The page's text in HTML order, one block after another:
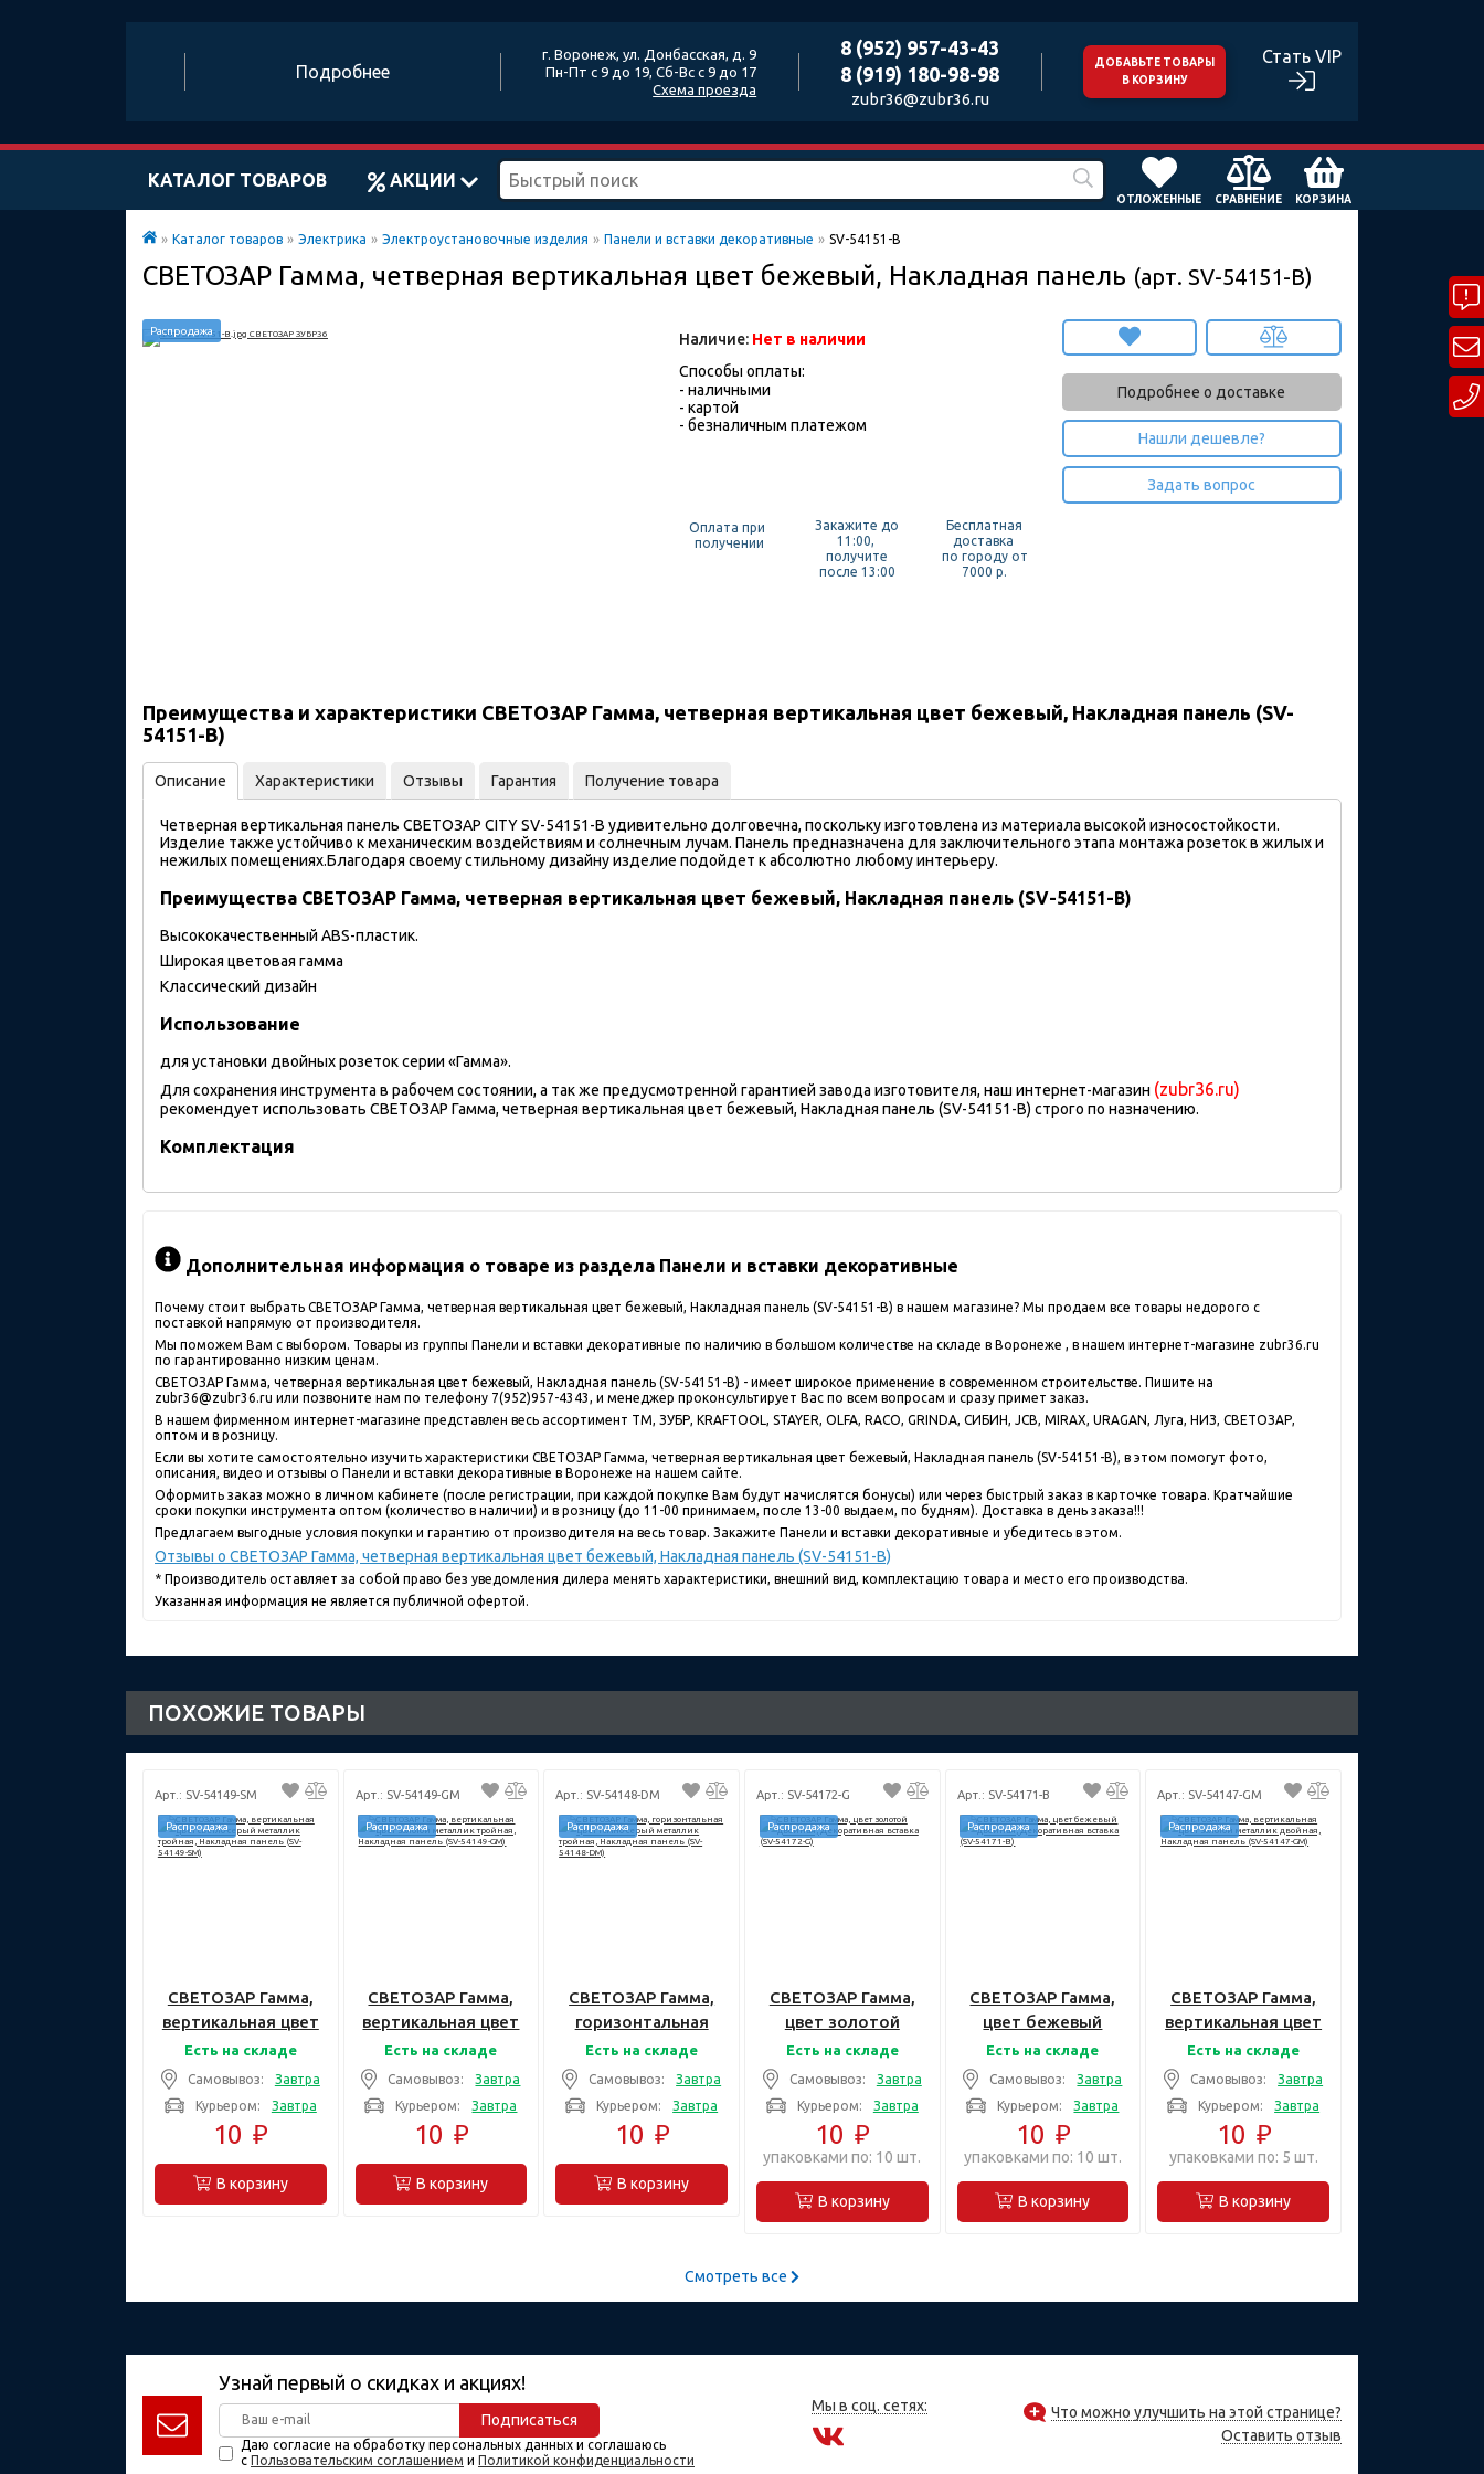
Подробнее
г. Воронеж, ул. Донбасская, д. 9
Пн-Пт с 9 до 19, Сб-Вс с 9 до 17
Схема проезда
8 (952) 957-43-43
8 (919) 180-98-98
zubr36@zubr36.ru
ДОБАВЬТЕ ТОВАРЫ
В КОРЗИНУ
Стать VIP
КАТАЛОГ ТОВАРОВ АКЦИИ
ОТЛОЖЕННЫЕ СРАВНЕНИЕ КОРЗИНА
» Каталог товаров » Электрика » Электроустановочные изделия » Панели и вставки декоративные » SV-54151-B
СВЕТОЗАР Гамма, четверная вертикальная цвет бежевый, Накладная панель (арт. SV-54151-B)
Распродажа Наличие: Нет в наличии
Способы оплаты:
- наличными
- картой
- безналичным платежом
Оплата при
получении
Закажите до
11:00,
получите
после 13:00
Бесплатная
доставка
по городу от
7000 р.
Подробнее о доставке
Нашли дешевле?
Задать вопрос
Преимущества и характеристики СВЕТОЗАР Гамма, четверная вертикальная цвет бежевый, Накладная панель (SV-
54151-B)
Описание Характеристики Отзывы Гарантия Получение товара
Четверная вертикальная панель СВЕТОЗАР CITY SV-54151-B удивительно долговечна, поскольку изготовлена из материала высокой износостойкости.
Изделие также устойчиво к механическим воздействиям и солнечным лучам. Панель предназначена для заключительного этапа монтажа розеток в жилых и
нежилых помещениях.Благодаря своему стильному дизайну изделие подойдет к абсолютно любому интерьеру.
Преимущества СВЕТОЗАР Гамма, четверная вертикальная цвет бежевый, Накладная панель (SV-54151-B)
Высококачественный ABS-пластик.
Широкая цветовая гамма
Классический дизайн
Использование
для установки двойных розеток серии «Гамма».
Для сохранения инструмента в рабочем состоянии, а так же предусмотренной гарантией завода изготовителя, наш интернет-магазин (zubr36.ru)
рекомендует использовать СВЕТОЗАР Гамма, четверная вертикальная цвет бежевый, Накладная панель (SV-54151-B) строго по назначению.
Комплектация
Дополнительная информация о товаре из раздела Панели и вставки декоративные
Почему стоит выбрать СВЕТОЗАР Гамма, четверная вертикальная цвет бежевый, Накладная панель (SV-54151-B) в нашем магазине? Мы продаем все товары недорого с
поставкой напрямую от производителя.
Мы поможем Вам с выбором. Товары из группы Панели и вставки декоративные по наличию в большом количестве на складе в Воронеже , в нашем интернет-магазине zubr36.ru
по гарантированно низким ценам.
СВЕТОЗАР Гамма, четверная вертикальная цвет бежевый, Накладная панель (SV-54151-B) - имеет широкое применение в современном строительстве. Пишите на
zubr36@zubr36.ru или позвоните нам по телефону 7(952)957-4343, и менеджер проконсультирует Вас по всем вопросам и сразу примет заказ.
В нашем фирменном интернет-магазине представлен весь ассортимент ТМ, ЗУБР, KRAFTOOL, STAYER, OLFA, RACO, GRINDA, СИБИН, JCB, MIRAX, URAGAN, Луга, НИЗ, СВЕТОЗАР,
оптом и в розницу.
Если вы хотите самостоятельно изучить характеристики СВЕТОЗАР Гамма, четверная вертикальная цвет бежевый, Накладная панель (SV-54151-B), в этом помогут фото,
описания, видео и отзывы о Панели и вставки декоративные в Воронеже на нашем сайте.
Оформить заказ можно в личном кабинете (после регистрации, при каждой покупке Вам будут начислятся бонусы) или через быстрый заказ в карточке товара. Кратчайшие
сроки покупки инструмента оптом (количество в наличии) и в розницу (до 11-00 принимаем, после 13-00 выдаем, по будням). Доставка в день заказа!!!
Предлагаем выгодные условия покупки и гарантию от производителя на весь товар. Закажите Панели и вставки декоративные и убедитесь в этом.
Отзывы о СВЕТОЗАР Гамма, четверная вертикальная цвет бежевый, Накладная панель (SV-54151-B)
* Производитель оставляет за собой право без уведомления дилера менять характеристики, внешний вид, комплектацию товара и место его производства.
Указанная информация не является публичной офертой.
ПОХОЖИЕ ТОВАРЫ
Арт.: SV-54149-SM
Распродажа
СВЕТОЗАР Гамма,
вертикальная цвет
светло-серый
металлик тройная,
Накладная панель
(SV-54149-SM)
Есть на складе
Самовывоз:
Завтра
Курьером:
Завтра
10 ₽
В корзину
Арт.: SV-54149-GM
Распродажа
СВЕТОЗАР Гамма,
вертикальная цвет
золотой металлик
тройная, Накладная
панель (SV-54149-
GM)
Есть на складе
Самовывоз:
Завтра
Курьером:
Завтра
10 ₽
В корзину
Арт.: SV-54148-DM
Распродажа
СВЕТОЗАР Гамма,
горизонтальная
цвет темно-серый
металлик тройная,
Накладная панель
(SV-54148-DM)
Есть на складе
Самовывоз:
Завтра
Курьером:
Завтра
10 ₽
В корзину
Арт.: SV-54172-G
Распродажа
СВЕТОЗАР Гамма,
цвет золотой
двойная,
Декоративная
вставка (SV-54172-
G)
Есть на складе
Самовывоз:
Завтра
Курьером:
Завтра
10 ₽
упаковками по: 10 шт.
В корзину
Арт.: SV-54171-B
Распродажа
СВЕТОЗАР Гамма,
цвет бежевый
двойная,
Декоративная
вставка (SV-54171-
B)
Есть на складе
Самовывоз:
Завтра
Курьером:
Завтра
10 ₽
упаковками по: 10 шт.
В корзину
Арт.: SV-54147-GM
Распродажа
СВЕТОЗАР Гамма,
вертикальная цвет
золотой металлик
двойная, Накладная
панель (SV-54147-
GM)
Есть на складе
Самовывоз:
Завтра
Курьером:
Завтра
10 ₽
упаковками по: 5 шт.
В корзину
Смотреть все
Узнай первый о скидках и акциях!
Подписаться
Даю согласие на обработку персональных данных и соглашаюсь
с Пользовательским соглашением и Политикой конфиденциальности
Мы в соц. сетях:
Что можно улучшить на этой странице?
Оставить отзыв